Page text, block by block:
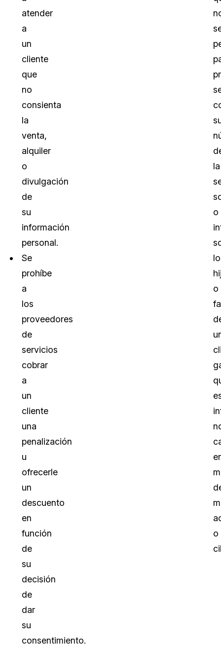
atender
a
un
cliente
que
no
consienta
la
venta,
alquiler
o
divulgación
de
su
información
personal.
Se
prohíbe
a
los
proveedores
de
servicios
cobrar
a
un
cliente
una
penalización
u
ofrecerle
un
descuento
en
función
de
su
decisión
de
dar
su
consentimiento.
la
o
o
o